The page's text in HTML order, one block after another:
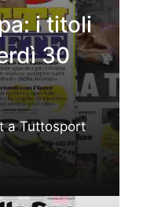
i titoli
30
a Tuttosport